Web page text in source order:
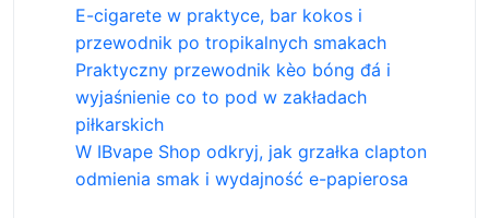
E-cigarete w praktyce, bar kokos i
przewodnik po tropikalnych smakach
Praktyczny przewodnik kèo bóng đá i
wyjaśnienie co to pod w zakładach
piłkarskich
W IBvape Shop odkryj, jak grzałka clapton
odmienia smak i wydajność e-papierosa